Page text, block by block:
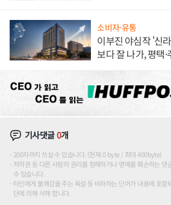
소비자·유통
이부진 야심작 '신
보다 잘 나가, 평택·
기사댓글0개
200자까지 쓰실 수 있습니다. (현재 0 byte / 최대 400byte)
저작권 등 다른 사람의 권리를 침해하거나 명예를 훼손하는 댓
수 있습니다.
타인에게 불쾌감을 주는 욕설 등 비하하는 단어가 내용에 포
단에 의해 삭제 합니다.